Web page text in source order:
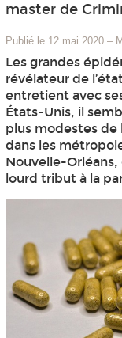
master de
Publié le 12 mai 2020 –
Les grandes
révélateur de
entretient avec
États-Unis, il
plus modestes
dans les
Nouvelle-
lourd tribut à la